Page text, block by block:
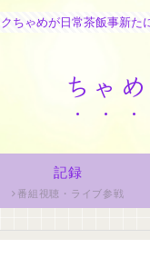
ちゃめが日常茶飯事新た
ちゃ
記録
番組視聴・ライブ参戦